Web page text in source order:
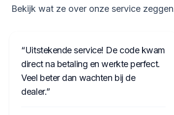
Gereedschappen voor het verwijderen
Bekijk wat ze over onze service
Uitstekende service! De code kwam
direct na betaling en werkte perfect.
Veel beter dan wachten bij de
dealer.